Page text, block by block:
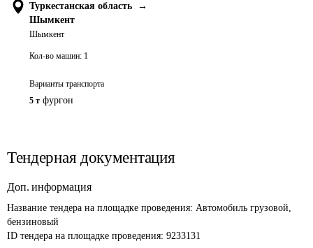
Туркестанская область
→
Шымкент
Шымкент
Кол-во машин: 1
Варианты транспорта
5 т фургон
Тендерная документация
Доп. информация
Название тендера на площадке проведения: Автомобиль грузовой,
бензиновый
ID тендера на площадке проведения: 9233131